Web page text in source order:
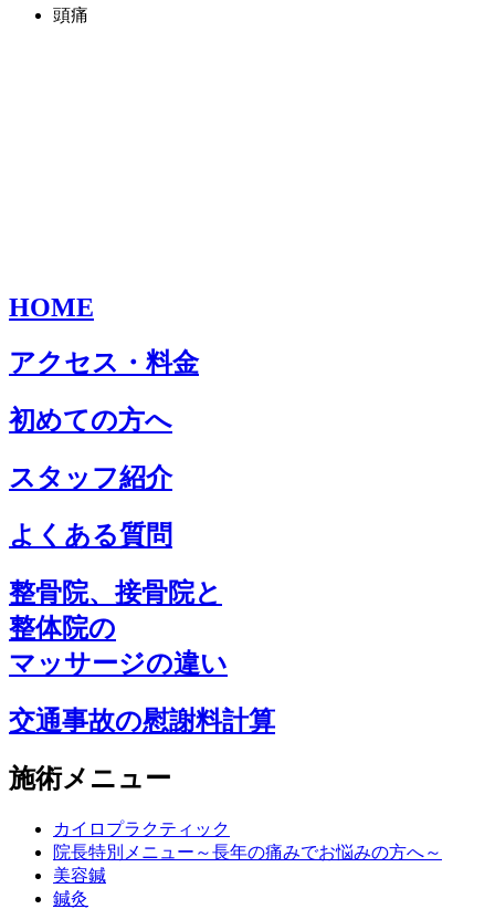
頭痛
HOME
アクセス・料金
初めての方へ
スタッフ紹介
よくある質問
整骨院、接骨院と
整体院の
マッサージの違い
交通事故の慰謝料計算
施術メニュー
カイロプラクティック
院長特別メニュー～長年の痛みでお悩みの方へ～
美容鍼
鍼灸